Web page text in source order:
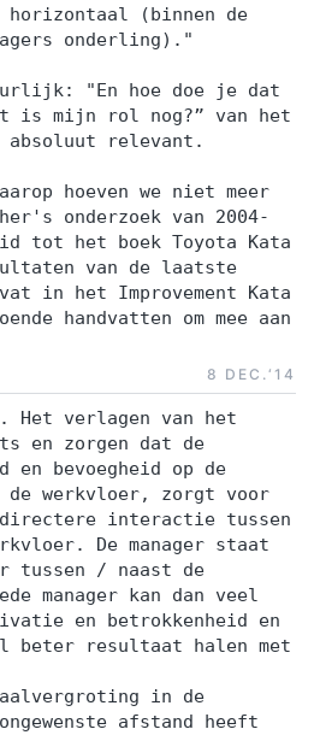
(binnen de
onderling)."
"En hoe doe je dat
is mijn rol nog?” van het
absoluut relevant.
hoeven we niet meer
onderzoek van 2004-
tot het boek Toyota Kata
van de laatste
in het Improvement Kata
handvatten om mee aan
8 DEC.‘14
Het verlagen van het
en zorgen dat de
en bevoegheid op de
werkvloer, zorgt voor
interactie tussen
De manager staat
tussen / naast de
manager kan dan veel
en betrokkenheid en
beter resultaat halen met
in de
afstand heeft